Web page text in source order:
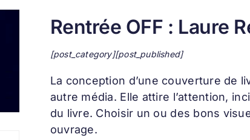
Rentrée OFF : Laure
[post_category][post_published]
La conception d’une couverture de
autre média. Elle attire l’attention,
du livre. Choisir un ou des bons
ouvrage.